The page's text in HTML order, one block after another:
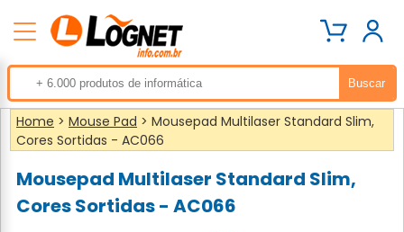
Home > Mouse Pad > Mousepad Multilaser Standard Slim,
Cores Sortidas - AC066
Mousepad Multilaser Standard Slim,
Cores Sortidas - AC066